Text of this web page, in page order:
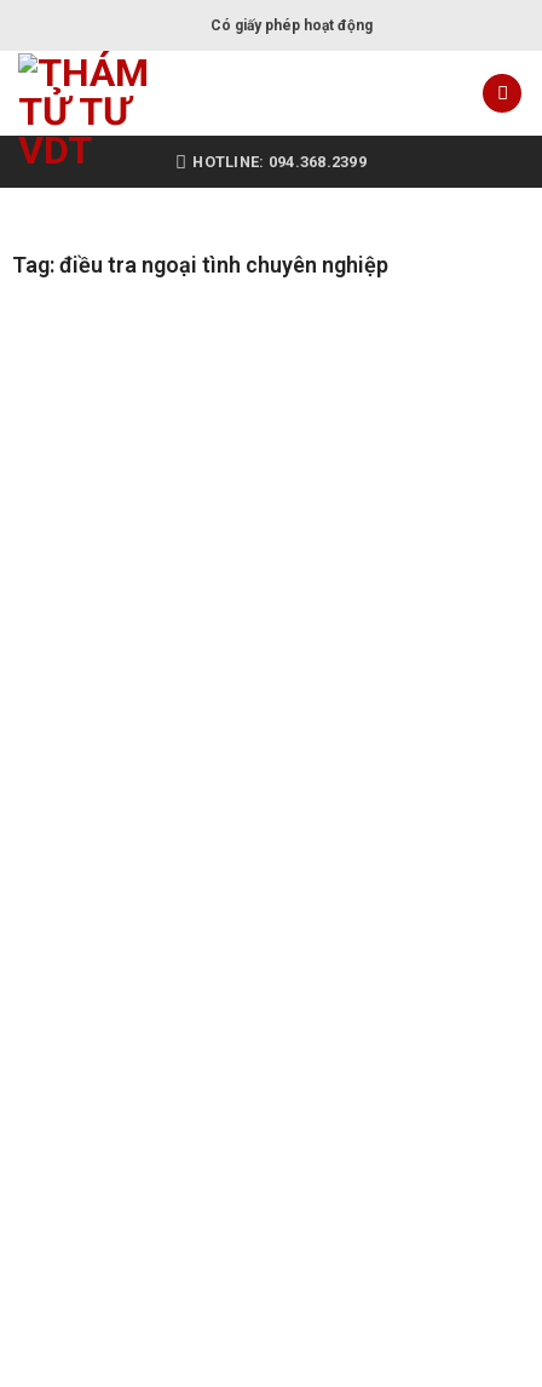
Có giấy phép hoạt động
HOTLINE: 094.368.2399
Tag: điều tra ngoại tình chuyên nghiệp